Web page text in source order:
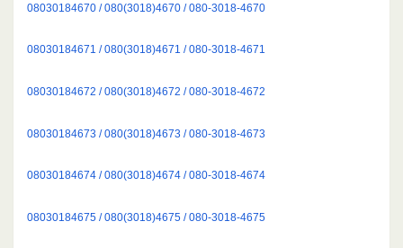
08030184670 / 080(3018)4670 / 080-3018-4670
08030184671 / 080(3018)4671 / 080-3018-4671
08030184672 / 080(3018)4672 / 080-3018-4672
08030184673 / 080(3018)4673 / 080-3018-4673
08030184674 / 080(3018)4674 / 080-3018-4674
08030184675 / 080(3018)4675 / 080-3018-4675